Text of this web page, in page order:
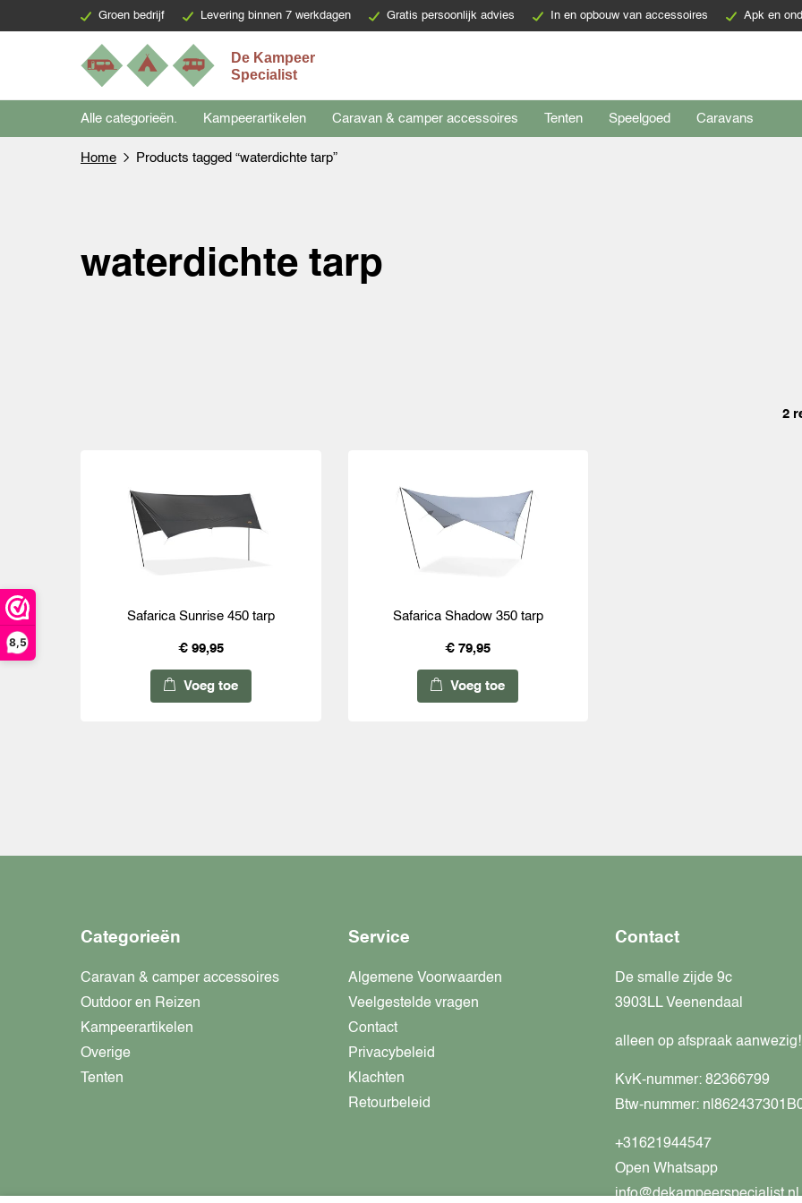
8,5
Groen bedrijf Levering binnen 7 werkdagen Gratis persoonlijk advies In en opbouw van accessoires Apk en
Alle categorieën. Kampeerartikelen Caravan & camper accessoires Tenten Speelgoed Caravans
Home Products tagged “waterdichte tarp”
waterdichte tarp
2
Safarica Sunrise 450 tarp
€ 99,95
Voeg toe
Safarica Shadow 350 tarp
€ 79,95
Voeg toe
Categorieën
Caravan & camper accessoires
Outdoor en Reizen
Kampeerartikelen
Overige
Tenten
Service
Algemene Voorwaarden
Veelgestelde vragen
Contact
Privacybeleid
Klachten
Retourbeleid
Contact
De smalle zijde 9c
3903LL Veenendaal
alleen op afspraak aanwezig!
KvK-nummer: 82366799
Btw-nummer:
+31621944547
Open Whatsapp
info@dekampeerspecialist.nl